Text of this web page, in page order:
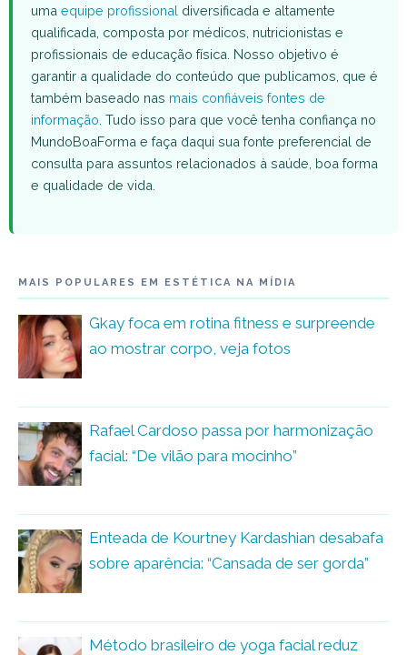
uma equipe profissional diversificada e altamente
qualificada, composta por médicos, nutricionistas e
profissionais de educação física. Nosso objetivo é
garantir a qualidade do conteúdo que publicamos, que é
também baseado nas mais confiáveis fontes de
informação . Tudo isso para que você tenha confiança no
MundoBoaForma e faça daqui sua fonte preferencial de
consulta para assuntos relacionados à saúde, boa forma
e qualidade de vida.
MAIS POPULARES EM ESTÉTICA NA MÍDIA
Gkay foca em rotina fitness e surpreende
ao mostrar corpo, veja fotos
Rafael Cardoso passa por harmonização
facial: “De vilão para mocinho”
Enteada de Kourtney Kardashian desabafa
sobre aparência: “Cansada de ser gorda”
Método brasileiro de yoga facial reduz